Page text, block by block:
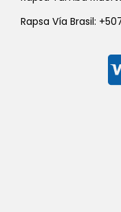
Rapsa Vía Brasil: